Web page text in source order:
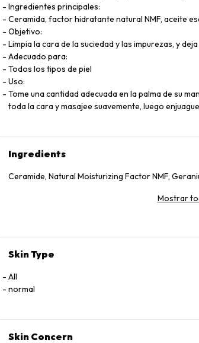
Ingredientes principales:
Ceramida, factor hidratante natural NMF, aceite
Objetivo:
Limpia la cara de la suciedad y las impurezas, y
Adecuado para:
Todos los tipos de piel
Uso:
Tome una cantidad adecuada en la palma de su
toda la cara y masajee suavemente, luego
Ingredients
Ceramide, Natural Moisturizing Factor NMF,
Mostrar
Skin Type
All
normal
Skin Concern